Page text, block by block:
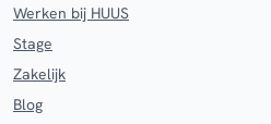
Werken bij HUUS
Stage
Zakelijk
Blog